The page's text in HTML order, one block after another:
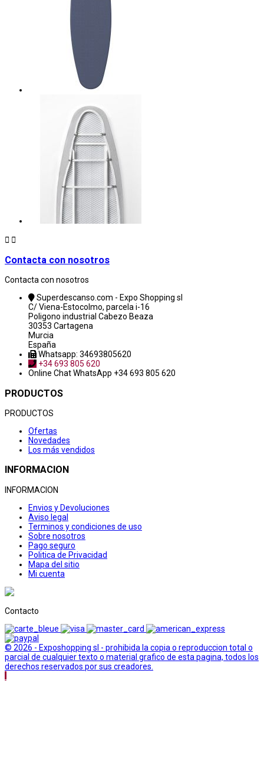
 
Contacta con nosotros
Contacta con nosotros
Superdescanso.com - Expo Shopping sl
C/ Viena-Estocolmo, parcela i-16
Poligono industrial Cabezo Beaza
30353 Cartagena
Murcia
España
Whatsapp: 34693805620
+34 693 805 620
Online ChatWhatsApp +34 693 805 620
PRODUCTOS
PRODUCTOS
Ofertas
Novedades
Los más vendidos
INFORMACION
INFORMACION
Envios y Devoluciones
Aviso legal
Terminos y condiciones de uso
Sobre nosotros
Pago seguro
Politica de Privacidad
Mapa del sitio
Mi cuenta
Contacto
© 2026 - Exposhopping sl - prohibida la copia o reproduccion total o
parcial de cualquier texto o material grafico de esta pagina, todos los
derechos reservados por sus creadores.